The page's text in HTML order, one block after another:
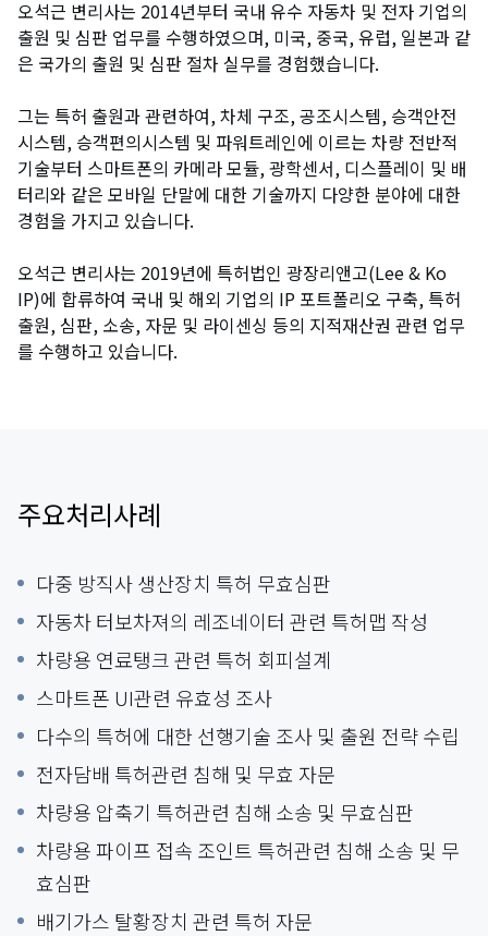
오석근 변리사는 2014년부터 국내 유수 자동차 및 전자 기업의
출원 및 심판 업무를 수행하였으며, 미국, 중국, 유럽, 일본과 같
은 국가의 출원 및 심판 절차 실무를 경험했습니다.
그는 특허 출원과 관련하여, 차체 구조, 공조시스템, 승객안전
시스템, 승객편의시스템 및 파워트레인에 이르는 차량 전반적
기술부터 스마트폰의 카메라 모듈, 광학센서, 디스플레이 및 배
터리와 같은 모바일 단말에 대한 기술까지 다양한 분야에 대한
경험을 가지고 있습니다.
오석근 변리사는 2019년에 특허법인 광장리앤고(Lee & Ko
IP)에 합류하여 국내 및 해외 기업의 IP 포트폴리오 구축, 특허
출원, 심판, 소송, 자문 및 라이센싱 등의 지적재산권 관련 업무
를 수행하고 있습니다.
주요처리사례
다중 방직사 생산장치 특허 무효심판
자동차 터보차져의 레조네이터 관련 특허맵 작성
차량용 연료탱크 관련 특허 회피설계
스마트폰 UI관련 유효성 조사
다수의 특허에 대한 선행기술 조사 및 출원 전략 수립
전자담배 특허관련 침해 및 무효 자문
차량용 압축기 특허관련 침해 소송 및 무효심판
차량용 파이프 접속 조인트 특허관련 침해 소송 및 무
효심판
배기가스 탈황장치 관련 특허 자문